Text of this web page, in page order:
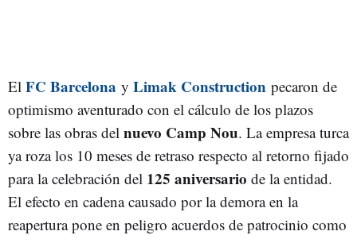
El FC Barcelona y Limak Construction pecaron de
optimismo aventurado con el cálculo de los plazos
sobre las obras del nuevo Camp Nou. La empresa turca
ya roza los 10 meses de retraso respecto al retorno fijado
para la celebración del 125 aniversario de la entidad.
El efecto en cadena causado por la demora en la
reapertura pone en peligro acuerdos de patrocinio como